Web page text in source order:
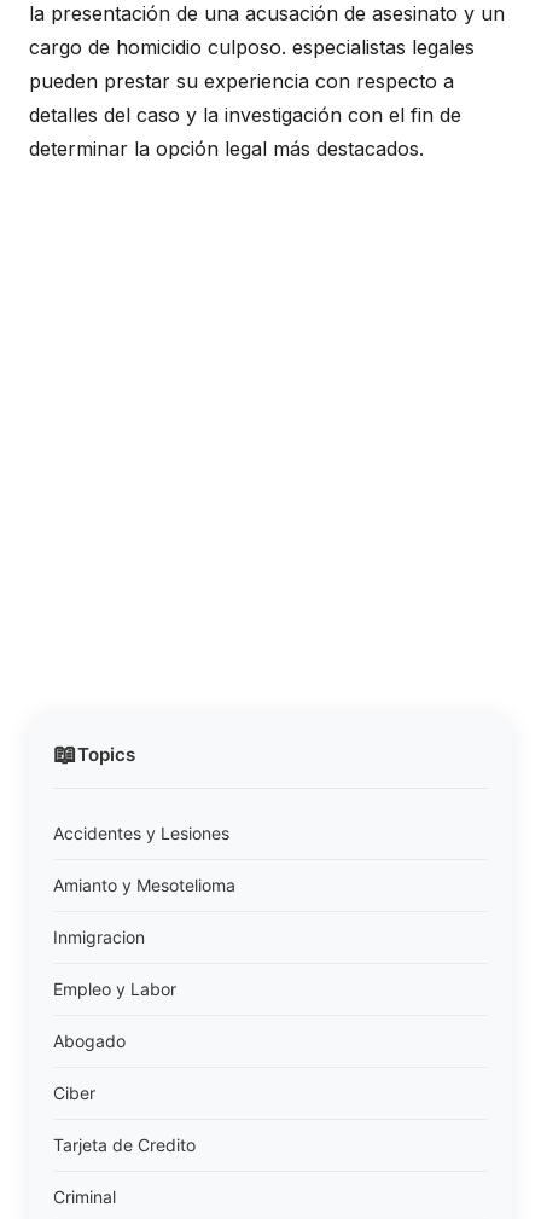
📖Topics
Accidentes y Lesiones
Amianto y Mesotelioma
Inmigracion
Empleo y Labor
Abogado
Ciber
Tarjeta de Credito
Criminal
la presentación de una acusación de asesinato y un
cargo de homicidio culposo. especialistas legales
pueden prestar su experiencia con respecto a
detalles del caso y la investigación con el fin de
determinar la opción legal más destacados.